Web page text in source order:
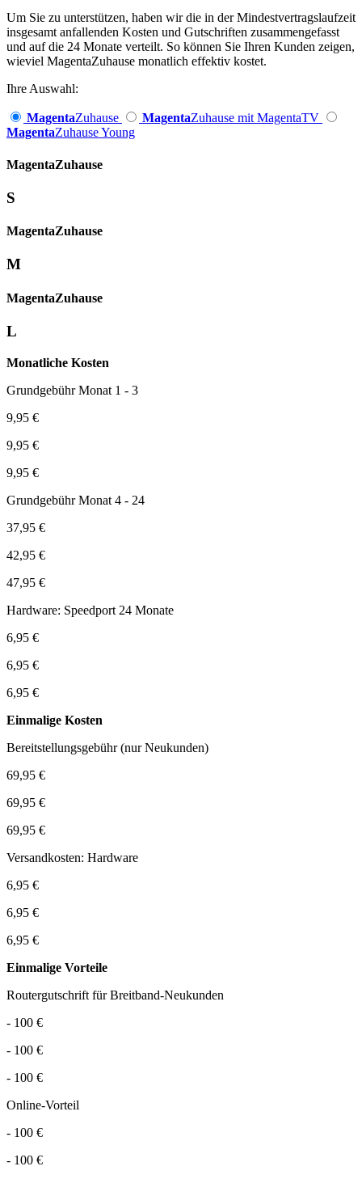
Um Sie zu unterstützen, haben wir die in der Mindestvertragslaufzeit
insgesamt anfallenden Kosten und Gutschriften zusammengefasst
und auf die 24 Monate verteilt. So können Sie Ihren Kunden zeigen,
wieviel MagentaZuhause monatlich effektiv kostet.
Ihre Auswahl:
MagentaZuhause MagentaZuhause mit MagentaTV
MagentaZuhause Young
Magenta­Zuhause
S
Magenta­Zuhause
M
Magenta­Zuhause
L
Monatliche Kosten
Grundgebühr Monat 1 - 3
9,95 €
9,95 €
9,95 €
Grundgebühr Monat 4 - 24
37,95 €
42,95 €
47,95 €
Hardware: Speedport 24 Monate
6,95 €
6,95 €
6,95 €
Einmalige Kosten
Bereitstellungsgebühr (nur Neukunden)
69,95 €
69,95 €
69,95 €
Versandkosten: Hardware
6,95 €
6,95 €
6,95 €
Einmalige Vorteile
Routergutschrift für Breitband-Neukunden
- 100 €
- 100 €
- 100 €
Online-Vorteil
- 100 €
- 100 €